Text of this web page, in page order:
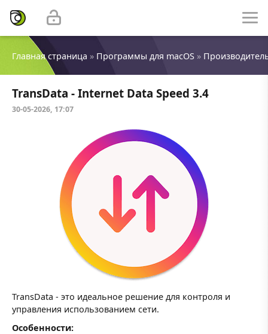
Главная страница » Программы для macOS »
TransData - Internet Data Speed 3.4
30-05-2026, 17:07
TransData - это идеальное решение для контроля и
управления использованием сети.
Особенности: